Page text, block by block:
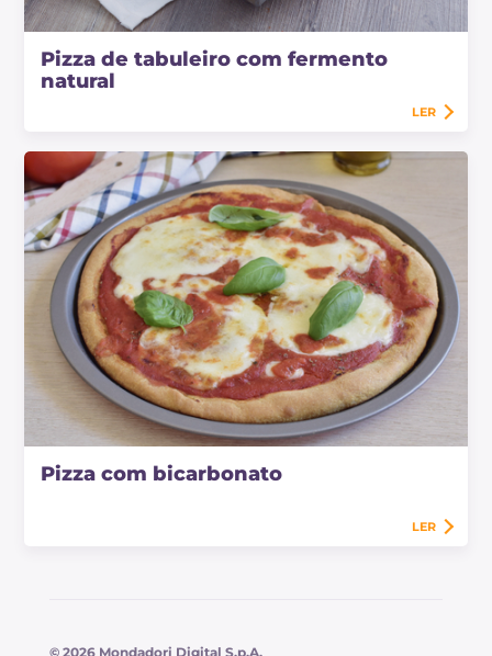
Pizza de tabuleiro com fermento
natural
LER
Pizza com bicarbonato
LER
© 2026 Mondadori Digital S.p.A.